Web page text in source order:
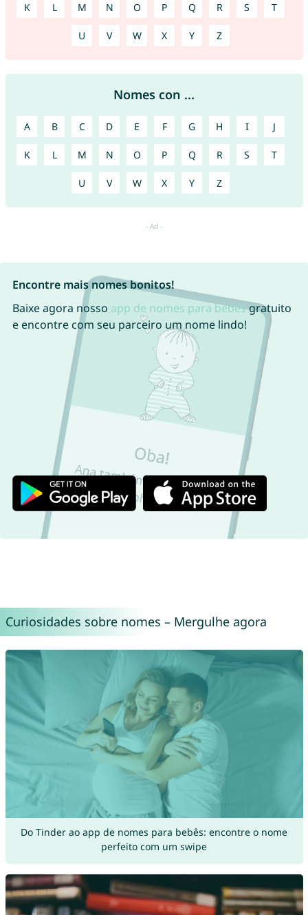
K L M N O P Q R S T
U V W X Y Z
Nomes con ...
A B C D E F G H I J
K L M N O P Q R S T
U V W X Y Z
Encontre mais nomes bonitos!
Baixe agora nosso app de nomes para bebêsgratuito
e encontre com seu parceiro um nome lindo!
Curiosidades sobre nomes – Mergulhe agora
Do Tinder ao app de nomes para bebês: encontre o nome
perfeito com um swipe